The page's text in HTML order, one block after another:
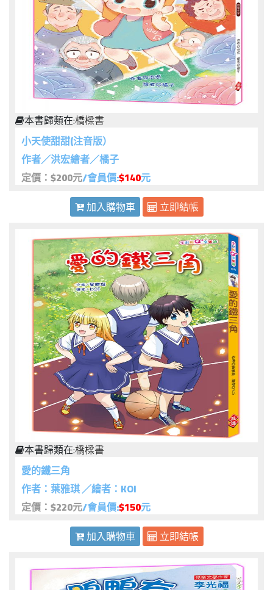
本書歸類在:橋樑書
小天使甜甜(注音版）
作者／洪宏繪者／橘子
定價：$200元/會員價:$140元
加入購物車
立即結帳
本書歸類在:橋樑書
愛的鐵三角
作者：葉雅琪 ／繪者：KOI
定價：$220元/會員價:$150元
加入購物車
立即結帳